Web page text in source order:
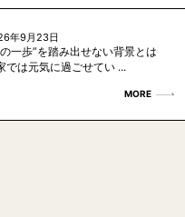
年9月23日
一歩”を踏み出せない背景とは
では元気に過ごせてい ...
MORE